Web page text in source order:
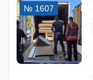
№ 1607